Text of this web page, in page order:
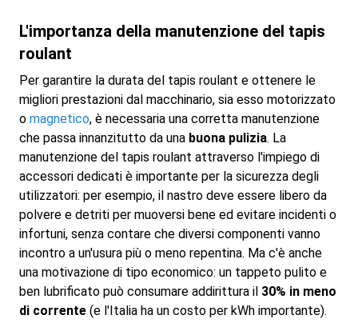
L'importanza della manutenzione del tapis
roulant
Per garantire la durata del tapis roulant e ottenere le
migliori prestazioni dal macchinario, sia esso motorizzato
o magnetico, è necessaria una corretta manutenzione
che passa innanzitutto da una buona pulizia. La
manutenzione del tapis roulant attraverso l'impiego di
accessori dedicati è importante per la sicurezza degli
utilizzatori: per esempio, il nastro deve essere libero da
polvere e detriti per muoversi bene ed evitare incidenti o
infortuni, senza contare che diversi componenti vanno
incontro a un'usura più o meno repentina. Ma c'è anche
una motivazione di tipo economico: un tappeto pulito e
ben lubrificato può consumare addirittura il 30% in meno
di corrente (e l'Italia ha un costo per kWh importante).